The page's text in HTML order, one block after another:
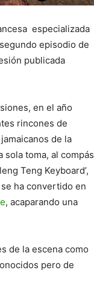
especializada
episodio de
publicada
en el año
rincones de
de la
toma, al compás
Teng Keyboard’,
ha convertido en
, acaparando una
de la escena como
pero de